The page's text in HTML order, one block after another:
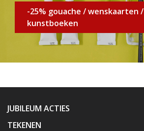
-25% gouache / wenskaarten /
kunstboeken
JUBILEUM ACTIES
TEKENEN